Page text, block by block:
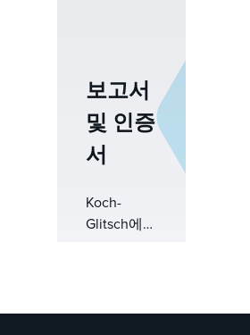
자들이 이
끄는 공인
된 대량 이
전 과정을
다. 조직들
은 질량 전
인 내용을
보고서
및 인증
서
Koch-
Glitsch에서
지속적인